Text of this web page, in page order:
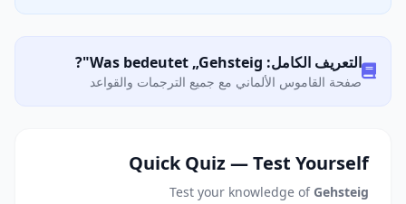
التعريف الكامل: Was bedeutet „Gehsteig"?
صفحة القاموس الألماني مع جميع الترجمات والقواعد
Quick Quiz — Test Yourself
Test your knowledge of Gehsteig